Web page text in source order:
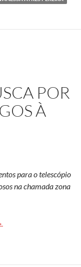
POR
À
para o telescópio
na chamada zona
participação brasileira